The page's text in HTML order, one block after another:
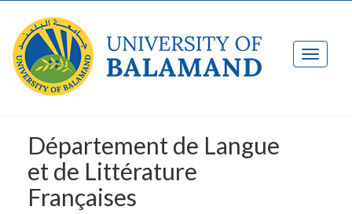
Département de Langue
et de Littérature
Françaises